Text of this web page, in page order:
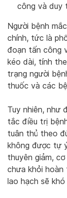
công và duy
Người bệnh
chính, tức là
đoạn tấn công
kéo dài, tính
trạng người
thuốc và các
Tuy nhiên, như
tắc điều trị
tuân thủ theo
không được tự
thuyên giảm,
chưa khỏi
lao hạch sẽ